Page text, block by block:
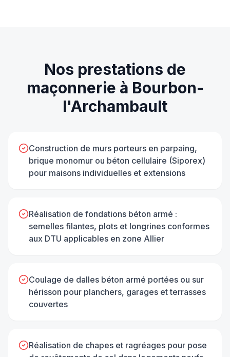
Nos prestations de
maçonnerie à Bourbon-
l'Archambault
Construction de murs porteurs en parpaing,
brique monomur ou béton cellulaire (Siporex)
pour maisons individuelles et extensions
Réalisation de fondations béton armé :
semelles filantes, plots et longrines conformes
aux DTU applicables en zone Allier
Coulage de dalles béton armé portées ou sur
hérisson pour planchers, garages et terrasses
couvertes
Réalisation de chapes et ragréages pour pose